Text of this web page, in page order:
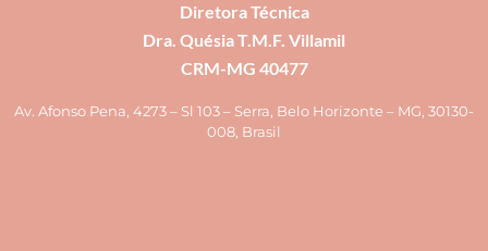
Diretora Técnica
Dra. Quésia T.M.F. Villamil
CRM-MG 40477
Av. Afonso Pena, 4273 – Sl 103 – Serra, Belo Horizonte – MG, 30130-
008, Brasil